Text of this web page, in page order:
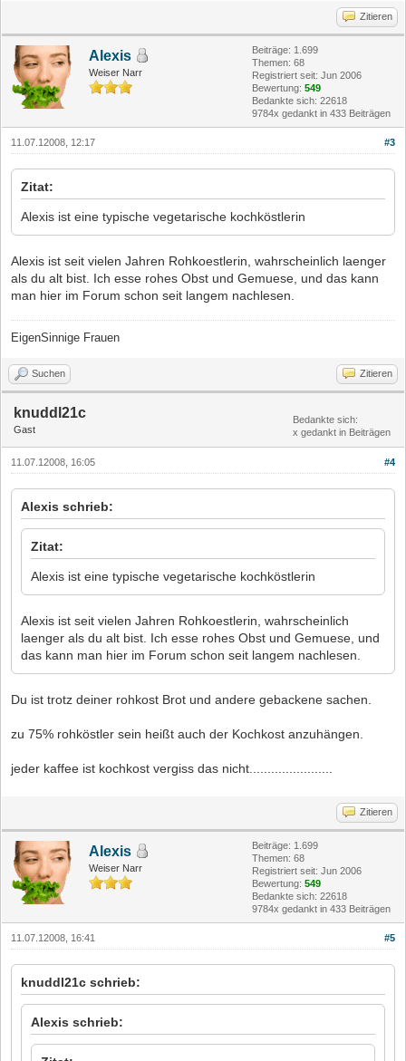
Zitieren
Alexis
Weiser Narr
Beiträge: 1.699
Themen: 68
Registriert seit: Jun 2006
Bewertung: 549
Bedankte sich: 22618
9784x gedankt in 433 Beiträgen
#3
11.07.12008, 12:17
Zitat:
Alexis ist eine typische vegetarische kochköstlerin
Alexis ist seit vielen Jahren Rohkoestlerin, wahrscheinlich laenger
als du alt bist. Ich esse rohes Obst und Gemuese, und das kann
man hier im Forum schon seit langem nachlesen.
EigenSinnige Frauen
Suchen Zitieren
knuddl21c
Gast
Bedankte sich:
x gedankt in Beiträgen
#4
11.07.12008, 16:05
Alexis schrieb:
Zitat:
Alexis ist eine typische vegetarische kochköstlerin
Alexis ist seit vielen Jahren Rohkoestlerin, wahrscheinlich
laenger als du alt bist. Ich esse rohes Obst und Gemuese, und
das kann man hier im Forum schon seit langem nachlesen.
Du ist trotz deiner rohkost Brot und andere gebackene sachen.
zu 75% rohköstler sein heißt auch der Kochkost anzuhängen.
jeder kaffee ist kochkost vergiss das nicht.......................
Zitieren
Alexis
Weiser Narr
Beiträge: 1.699
Themen: 68
Registriert seit: Jun 2006
Bewertung: 549
Bedankte sich: 22618
9784x gedankt in 433 Beiträgen
#5
11.07.12008, 16:41
knuddl21c schrieb:
Alexis schrieb: